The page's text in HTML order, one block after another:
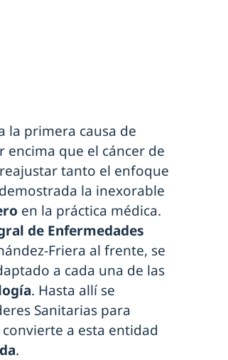
la primera causa de
encima que el cáncer de
tanto el enfoque
la inexorable
en la práctica médica.
de Enfermedades
Friera al frente, se
a cada una de las
. Hasta allí se
Sanitarias para
a esta entidad
.